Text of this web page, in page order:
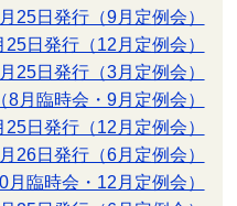
日発行（9月定例会）
日発行（12月定例会）
日発行（3月定例会）
月臨時会・9月定例会）
日発行（12月定例会）
日発行（6月定例会）
臨時会・12月定例会）